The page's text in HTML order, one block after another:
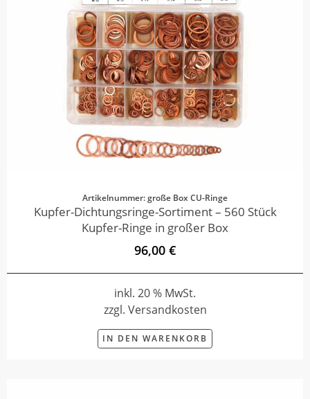
Artikelnummer: große Box CU-Ringe
Kupfer-Dichtungsringe-Sortiment – 560 Stück
Kupfer-Ringe in großer Box
96,00 €
inkl. 20 % MwSt.
zzgl. Versandkosten
IN DEN WARENKORB